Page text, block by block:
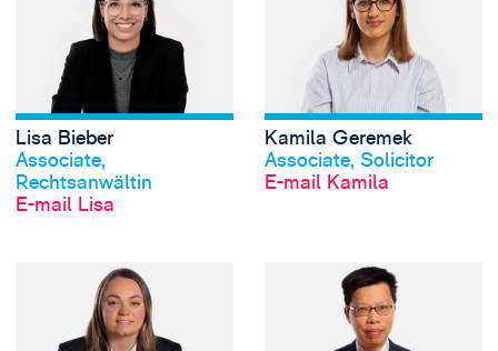
Lisa Bieber
Associate,
Rechtsanwältin
E-mail Lisa
Profil anschauen
Kamila Geremek
Associate, Solicitor
E-mail Kamila
View Ella Lane's